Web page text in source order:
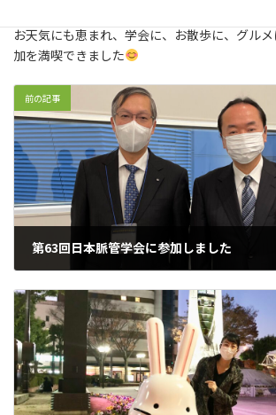
お天気にも恵まれ、学会に、お散歩に、グル
加を満喫できました
前の記事
第63回日本脈管学会に参加しました